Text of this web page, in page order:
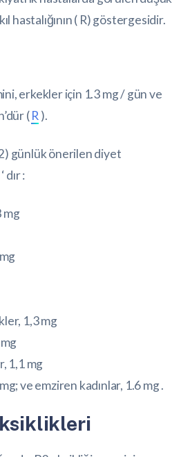
hastalığının ( R) göstergesidir.
erkekler için 1.3 mg / gün ve
(R).
günlük önerilen diyet
dır :
mg
1,3 mg
1,1 mg
ve emziren kadınlar, 1.6 mg .